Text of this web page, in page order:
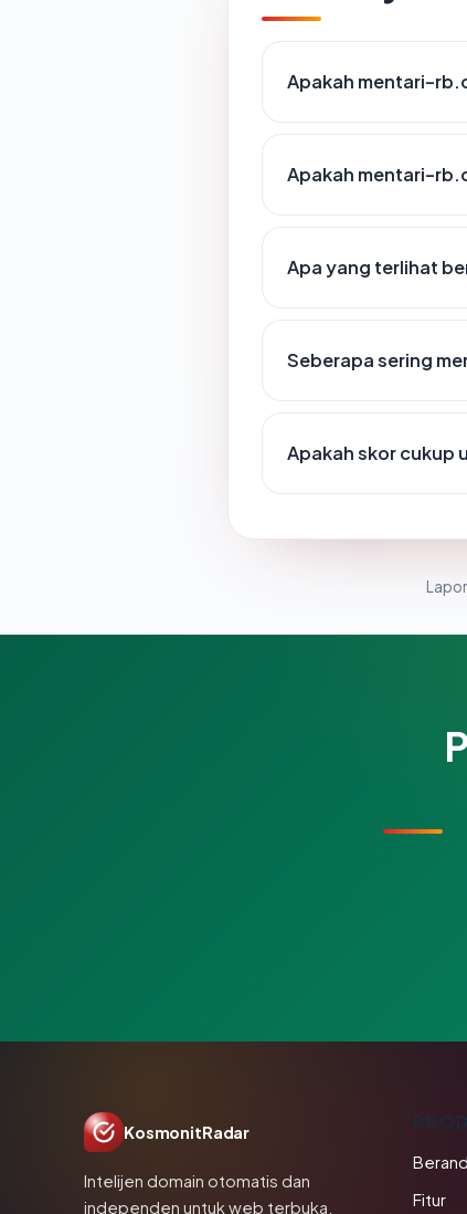
Apakah mentari-
Apakah mentari-
Apa yang terlihat
Seberapa sering
Apakah skor cukup
KosmonitRadar
Intelijen domain otomatis dan
independen untuk web terbuka.
Fitur